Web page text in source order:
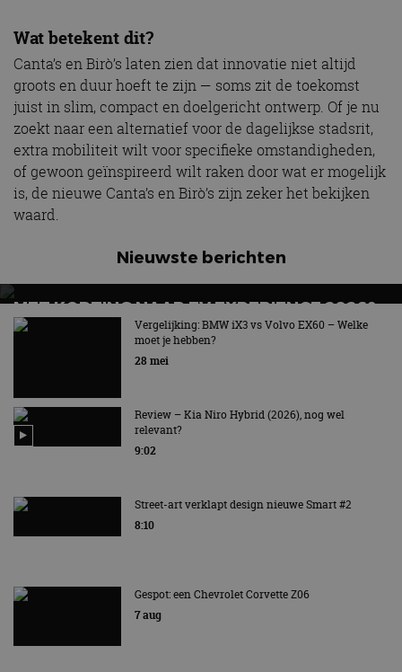
Wat betekent dit?
Canta’s en Birò’s laten zien dat innovatie niet altijd
groots en duur hoeft te zijn — soms zit de toekomst
juist in slim, compact en doelgericht ontwerp. Of je nu
zoekt naar een alternatief voor de dagelijkse stadsrit,
extra mobiliteit wilt voor specifieke omstandigheden,
of gewoon geïnspireerd wilt raken door wat er mogelijk
is, de nieuwe Canta’s en Birò’s zijn zeker het bekijken
waard.
Nieuwste berichten
MET KORTING NAAR EV EXPERIENCE 2026?
AUTORAI REGELT HET!
EV Experience 2026 van 24 tot 26 september
Vergelijking: BMW iX3 vs Volvo EX60 – Welke
moet je hebben?
28 mei
Review – Kia Niro Hybrid (2026), nog wel
relevant?
9:02
Street-art verklapt design nieuwe Smart #2
8:10
Gespot: een Chevrolet Corvette Z06
7 aug